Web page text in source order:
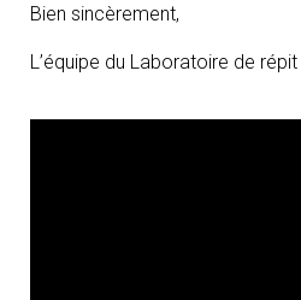
Bien sincèrement,
L’équipe du Laboratoire de répit